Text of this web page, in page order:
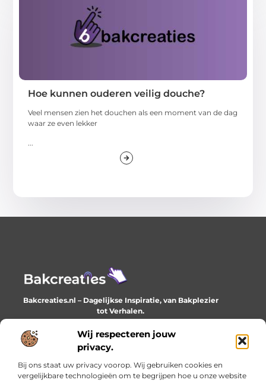
Wij respecteren jouw
privacy.
Bij ons staat uw privacy voorop. Wij gebruiken cookies en
vergelijkbare technologieën om te begrijpen hoe u onze website
Hoe kunnen ouderen veilig douche?
Veel mensen zien het douchen als een moment van de dag
waar ze even lekker
Bakcreaties.nl – Dagelijkse Inspiratie, van Bakplezier
tot Verhalen.
Ontdek unieke en creatieve verhalen die je elke dag
verrijken en inspireren.